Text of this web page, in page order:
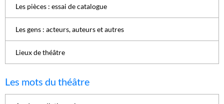
Les pièces : essai de catalogue
Les gens : acteurs, auteurs et autres
Lieux de théâtre
Les mots du théâtre